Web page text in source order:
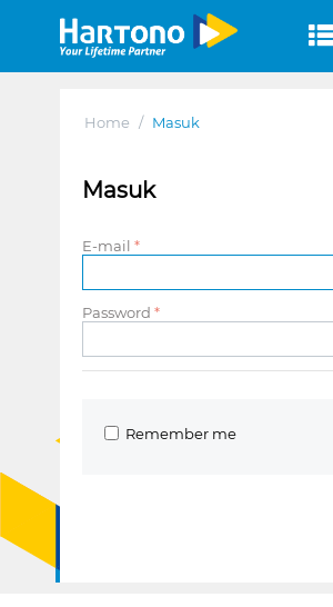
Home / Masuk
Masuk
E-mail
Password
Remember me